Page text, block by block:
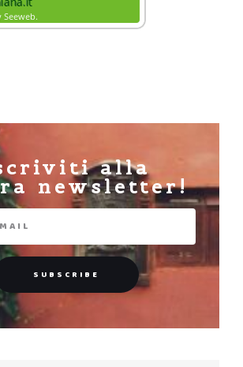
alla
newsletter!